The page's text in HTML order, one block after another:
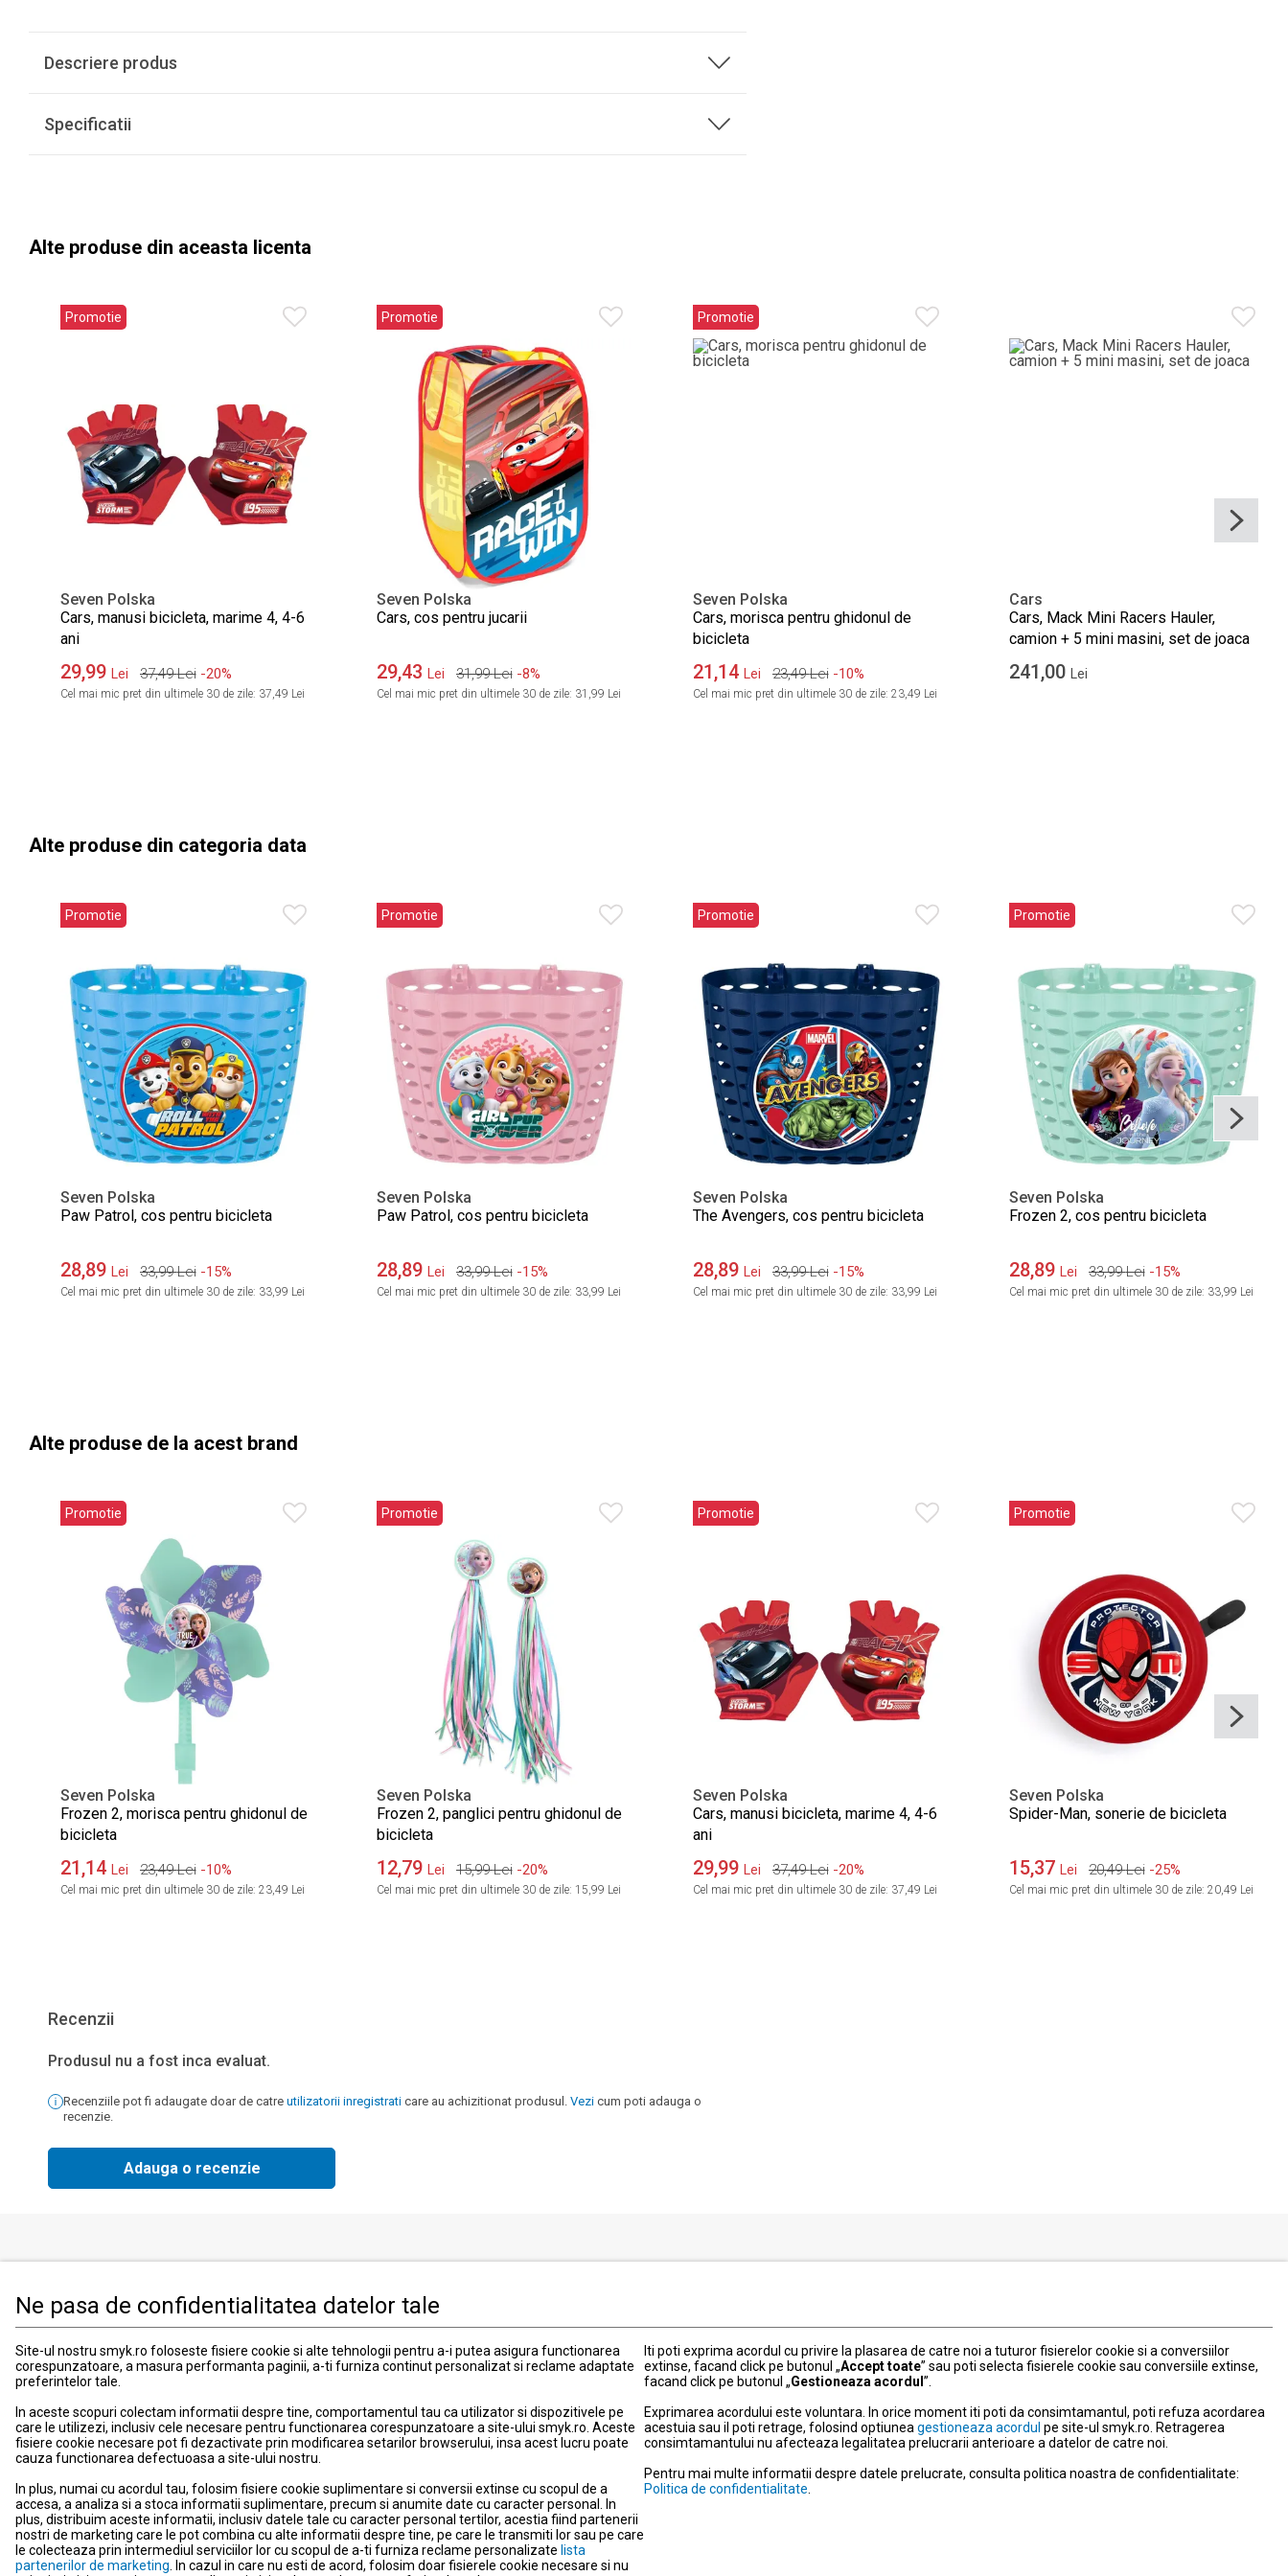
Ne pasa de confidentialitatea datelor tale
Site-ul nostru smyk.ro foloseste fisiere cookie si alte tehnologii pentru a-i putea asigura functionarea
corespunzatoare, a masura performanta paginii, a-ti furniza continut personalizat si reclame adaptate
preferintelor tale.
In aceste scopuri colectam informatii despre tine, comportamentul tau ca utilizator si dispozitivele pe
care le utilizezi, inclusiv cele necesare pentru functionarea corespunzatoare a site-ului smyk.ro. Aceste
fisiere cookie necesare pot fi dezactivate prin modificarea setarilor browserului, insa acest lucru poate
cauza functionarea defectuoasa a site-ului nostru.
In plus, numai cu acordul tau, folosim fisiere cookie suplimentare si conversii extinse cu scopul de a
accesa, a analiza si a stoca informatii suplimentare, precum si anumite date cu caracter personal. In
plus, distribuim aceste informatii, inclusiv datele tale cu caracter personal tertilor, acestia fiind partenerii
nostri de marketing care le pot combina cu alte informatii despre tine, pe care le transmiti lor sau pe care
le colecteaza prin intermediul serviciilor lor cu scopul de a-ti furniza reclame personalizate lista
partenerilor de marketing . In cazul in care nu esti de acord, folosim doar fisierele cookie necesare si nu
Iti poti exprima acordul cu privire la plasarea de catre noi a tuturor fisierelor cookie si a conversiilor
extinse, facand click pe butonul „Accept toate” sau poti selecta fisierele cookie sau conversiile extinse,
facand click pe butonul „Gestioneaza acordul ”.
Exprimarea acordului este voluntara. In orice moment iti poti da consimtamantul, poti refuza acordarea
acestuia sau il poti retrage, folosind optiunea gestioneaza acordul pe site-ul smyk.ro. Retragerea
consimtamantului nu afecteaza legalitatea prelucrarii anterioare a datelor de catre noi.
Pentru mai multe informatii despre datele prelucrate, consulta politica noastra de confidentialitate:
Politica de confidentialitate
Descriere produs
Specificatii
Alte produse din aceasta licenta
Promotie
Seven Polska
Cars, manusi bicicleta, marime 4, 4-6
ani
29,99 Lei 37,49 Lei -20%
Cel mai mic pret din ultimele 30 de zile: 37,49 Lei
Promotie
Seven Polska
Cars, cos pentru jucarii
29,43 Lei 31,99 Lei -8%
Cel mai mic pret din ultimele 30 de zile: 31,99 Lei
Promotie
Seven Polska
Cars, morisca pentru ghidonul de
bicicleta
21,14 Lei 23,49 Lei -10%
Cel mai mic pret din ultimele 30 de zile: 23,49 Lei
Cars
Cars, Mack Mini Racers Hauler,
camion + 5 mini masini, set de joaca
241,00 Lei
Alte produse din categoria data
Promotie
Seven Polska
Paw Patrol, cos pentru bicicleta
28,89 Lei 33,99 Lei -15%
Cel mai mic pret din ultimele 30 de zile: 33,99 Lei
Promotie
Seven Polska
Paw Patrol, cos pentru bicicleta
28,89 Lei 33,99 Lei -15%
Cel mai mic pret din ultimele 30 de zile: 33,99 Lei
Promotie
Seven Polska
The Avengers, cos pentru bicicleta
28,89 Lei 33,99 Lei -15%
Cel mai mic pret din ultimele 30 de zile: 33,99 Lei
Promotie
Seven Polska
Frozen 2, cos pentru bicicleta
28,89 Lei 33,99 Lei -15%
Cel mai mic pret din ultimele 30 de zile: 33,99 Lei
Alte produse de la acest brand
Promotie
Seven Polska
Frozen 2, morisca pentru ghidonul de
bicicleta
21,14 Lei 23,49 Lei -10%
Cel mai mic pret din ultimele 30 de zile: 23,49 Lei
Promotie
Seven Polska
Frozen 2, panglici pentru ghidonul de
bicicleta
12,79 Lei 15,99 Lei -20%
Cel mai mic pret din ultimele 30 de zile: 15,99 Lei
Promotie
Seven Polska
Cars, manusi bicicleta, marime 4, 4-6
ani
29,99 Lei 37,49 Lei -20%
Cel mai mic pret din ultimele 30 de zile: 37,49 Lei
Promotie
Seven Polska
Spider-Man, sonerie de bicicleta
15,37 Lei 20,49 Lei -25%
Cel mai mic pret din ultimele 30 de zile: 20,49 Lei
Recenzii
Produsul nu a fost inca evaluat.
Recenziile pot fi adaugate doar de catre utilizatorii inregistrati care au achizitionat produsul. Vezi cum poti adauga o
recenzie.
Adauga o recenzie
Imbracaminte, incaltaminte si accesorii
Jucarii si jocuri
Promotii
Blog smyk.com
Contact
Suport
Card Cadou
Costuri si metode de livrare
Locatii magazine
Comunicare
Newsletter
Politica cookies
Modifica setarile de confidentialitate
Informatii garantie
Informatii produse electronice
Protectia consumatorilor – ANPC
Despre companie
031 40 50 900
Program:
Luni-vineri: 10:00-18:00